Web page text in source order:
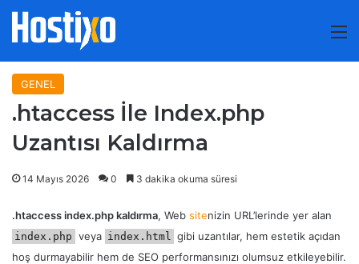
GENEL
.htaccess İle Index.php
Uzantısı Kaldırma
14 Mayıs 2026 0 3 dakika okuma süresi
.htaccess index.php kaldırma, Web sitenizin URL’lerinde yer alan
index.php veya index.html gibi uzantılar, hem estetik açıdan
hoş durmayabilir hem de SEO performansınızı olumsuz etkileyebilir.